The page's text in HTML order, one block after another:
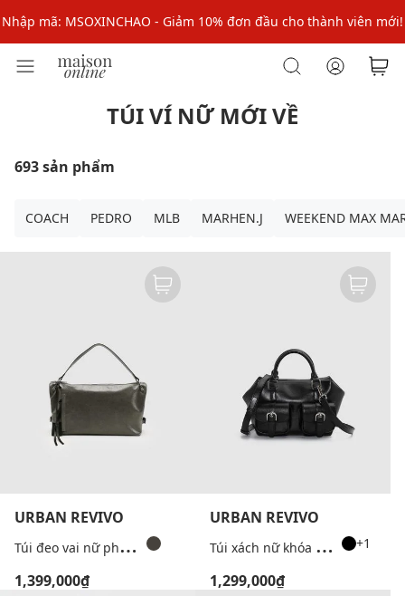
Nhập mã: MSOXINCHAO - Giảm 10% đơn đầu cho thành viên mới!
Nhập mã MSOPAY100: giảm ngay 10% khi thanh toán trực tuyến
TÚI VÍ NỮ MỚI VỀ
693 sản phẩm
COACH PEDRO MLB MARHEN.J WEEKEND MAX
URBAN REVIVO
T
úi đeo vai nữ phom chữ nhật hiện đại
1,399,000₫
URBAN REVIVO
T
úi xách nữ khóa cài đa ngăn +1
1,299,000₫